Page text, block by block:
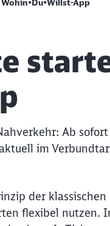
ist
in
so
App
Ab
im
der
flexibel nutzen.